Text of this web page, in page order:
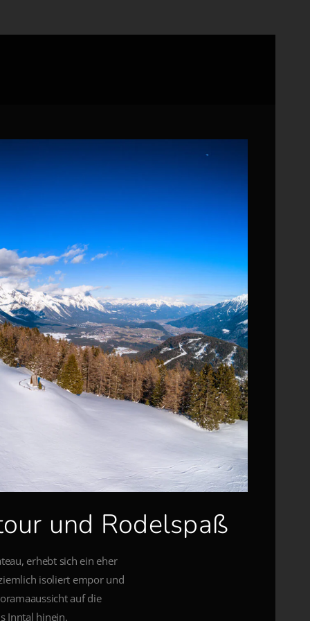
und Rodelspaß
erhebt sich ein eher
isoliert empor und
auf die
Inntal hinein.